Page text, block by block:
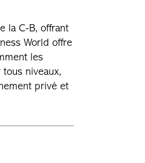
la C-B, offrant
World offre
les
niveaux,
privé et